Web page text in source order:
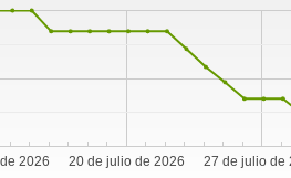
2026 20 de julio de 2026 27 de julio de